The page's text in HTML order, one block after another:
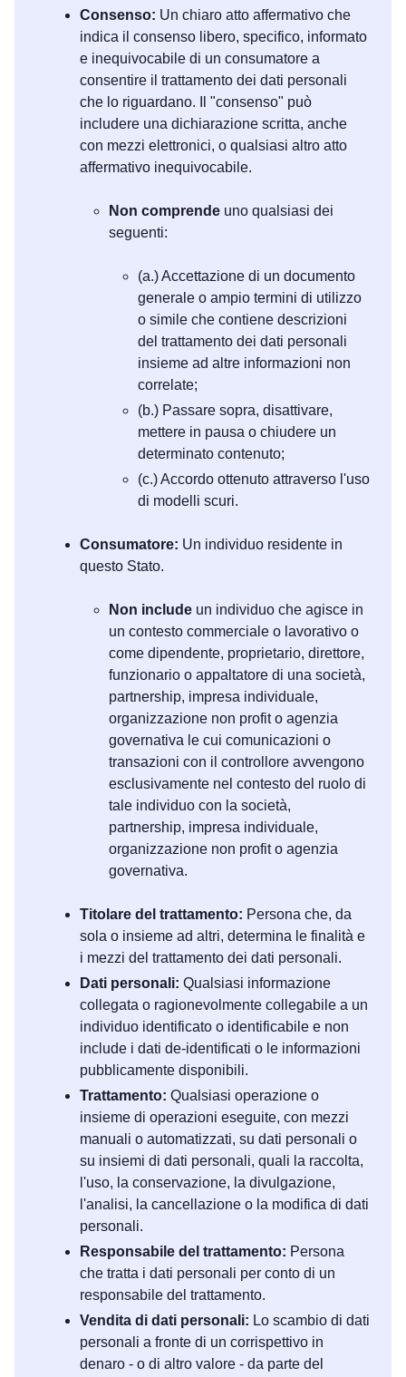
Consenso: Un chiaro atto affermativo che
indica il consenso libero, specifico, informato
e inequivocabile di un consumatore a
consentire il trattamento dei dati personali
che lo riguardano. Il "consenso" può
includere una dichiarazione scritta, anche
con mezzi elettronici, o qualsiasi altro atto
affermativo inequivocabile.
Non comprende uno qualsiasi dei
seguenti:
(a.) Accettazione di un documento
generale o ampio termini di utilizzo
o simile che contiene descrizioni
del trattamento dei dati personali
insieme ad altre informazioni non
correlate;
(b.) Passare sopra, disattivare,
mettere in pausa o chiudere un
determinato contenuto;
(c.) Accordo ottenuto attraverso l'uso
di modelli scuri.
Consumatore: Un individuo residente in
questo Stato.
Non include un individuo che agisce in
un contesto commerciale o lavorativo o
come dipendente, proprietario, direttore,
funzionario o appaltatore di una società,
partnership, impresa individuale,
organizzazione non profit o agenzia
governativa le cui comunicazioni o
transazioni con il controllore avvengono
esclusivamente nel contesto del ruolo di
tale individuo con la società,
partnership, impresa individuale,
organizzazione non profit o agenzia
governativa.
Titolare del trattamento: Persona che, da
sola o insieme ad altri, determina le finalità e
i mezzi del trattamento dei dati personali.
Dati personali: Qualsiasi informazione
collegata o ragionevolmente collegabile a un
individuo identificato o identificabile e non
include i dati de-identificati o le informazioni
pubblicamente disponibili.
Trattamento: Qualsiasi operazione o
insieme di operazioni eseguite, con mezzi
manuali o automatizzati, su dati personali o
su insiemi di dati personali, quali la raccolta,
l'uso, la conservazione, la divulgazione,
l'analisi, la cancellazione o la modifica di dati
personali.
Responsabile del trattamento: Persona
che tratta i dati personali per conto di un
responsabile del trattamento.
Vendita di dati personali: Lo scambio di dati
personali a fronte di un corrispettivo in
denaro - o di altro valore - da parte del